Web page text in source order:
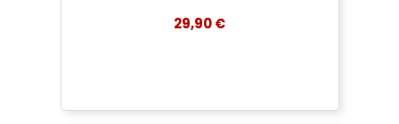
29,90 €